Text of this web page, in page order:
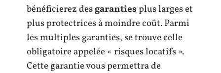
bénéficierez desgarantiesplus larges et
plus protectrices à moindre coût. Parmi
les multiples garanties, se trouve celle
obligatoire appelée « risques locatifs ».
Cette garantie vous permettra de